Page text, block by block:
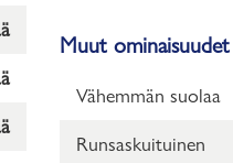
Muut ominaisuudet
Vähemmän suolaa
Runsaskuituinen